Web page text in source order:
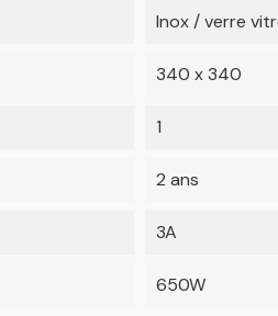
Inox / verre
340 x 340
1
2 ans
3A
650W